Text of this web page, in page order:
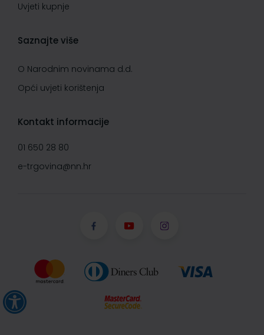
Uvjeti kupnje
Saznajte više
O Narodnim novinama d.d.
Opći uvjeti korištenja
Kontakt informacije
01 650 28 80
e-trgovina@nn.hr